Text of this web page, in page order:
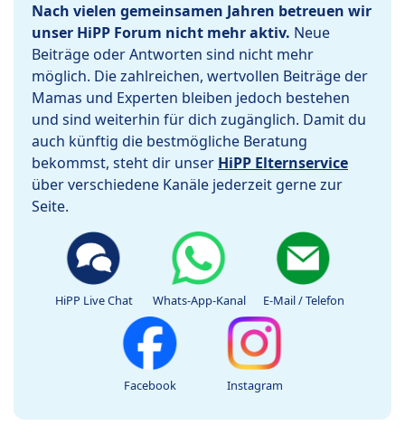
Nach vielen gemeinsamen Jahren betreuen wir
unser HiPP Forum nicht mehr aktiv. Neue
Beiträge oder Antworten sind nicht mehr
möglich. Die zahlreichen, wertvollen Beiträge der
Mamas und Experten bleiben jedoch bestehen
und sind weiterhin für dich zugänglich. Damit du
auch künftig die bestmögliche Beratung
bekommst, steht dir unser HiPP Elternservice
über verschiedene Kanäle jederzeit gerne zur
Seite.
HiPP Live Chat Whats-App-Kanal E-Mail / Telefon
Facebook Instagram